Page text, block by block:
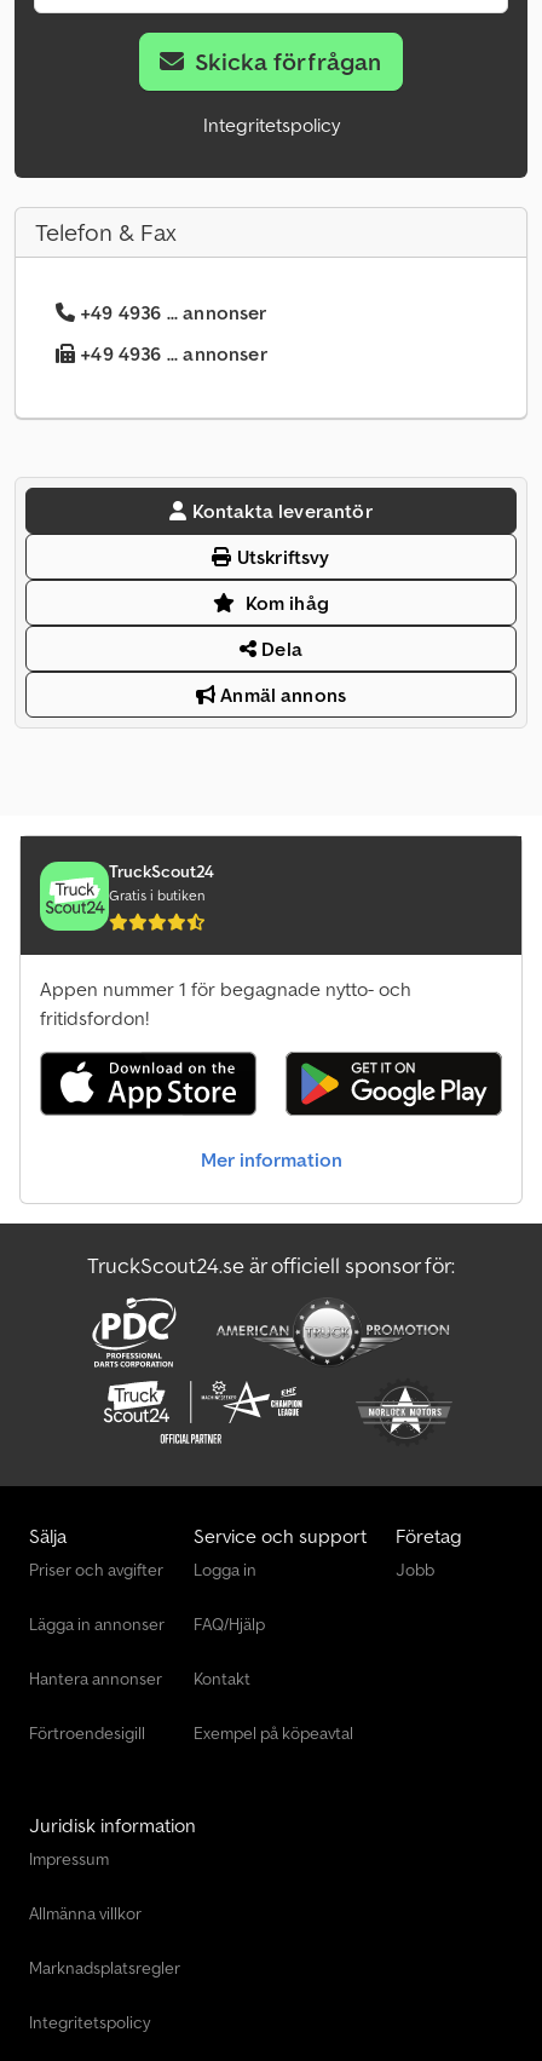
Skicka förfrågan
Integritetspolicy
Telefon & Fax
+49 4936 ... annonser
+49 4936 ... annonser
Kontakta leverantör
Utskriftsvy
Kom ihåg
Dela
Anmäl annons
TruckScout24
Gratis i butiken
Appen nummer 1 för begagnade nytto- och
fritidsfordon!
Mer information
TruckScout24.se är officiell sponsor för:
Sälja
Priser och avgifter
Lägga in annonser
Hantera annonser
Förtroendesigill
Service och support
Logga in
FAQ/Hjälp
Kontakt
Exempel på köpeavtal
Företag
Jobb
Juridisk information
Impressum
Allmänna villkor
Marknadsplatsregler
Integritetspolicy